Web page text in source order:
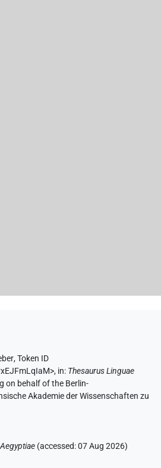
,Token ID
, in: Thesaurus Linguae
on behalf of the Berlin-
Akademie der Wissenschaften zu
(accessed:07 Aug 2026)